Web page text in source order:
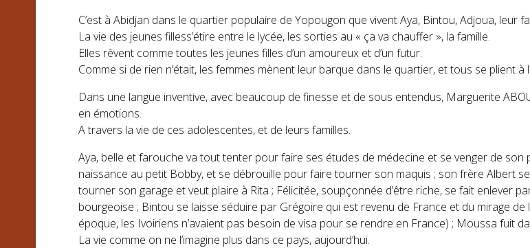
C’est à Abidjan dans le quartier populaire de Yopougon que vivent Aya, Bintou, Adjoua, leur
La vie des jeunes filless’étire entre le lycée, les sorties au « ça va chauffer », la famille.
Elles rêvent comme toutes les jeunes filles d’un amoureux et d’un futur.
Comme si de rien n’était, les femmes mènent leur barque dans le quartier, et tous se plient
Dans une langue inventive, avec beaucoup de finesse et de sous entendus, Marguerite
en émotions.
A travers la vie de ces adolescentes, et de leurs familles.
Aya, belle et farouche va tout tenter pour faire ses études de médecine et se venger de
naissance au petit Bobby, et se débrouille pour faire tourner son maquis ; son frère Albert
tourner son garage et veut plaire à Rita ; Félicitée, soupçonnée d’être riche, se fait enlever
bourgeoise ; Bintou se laisse séduire par Grégoire qui est revenu de France et du mirage
époque, les Ivoiriens n’avaient pas besoin de visa pour se rendre en France) ; Moussa fuit
La vie comme on ne l’imagine plus dans ce pays, aujourd’hui.